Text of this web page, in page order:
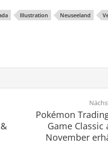
Illustration Neuseeland
Pokémon
Game Classic
November